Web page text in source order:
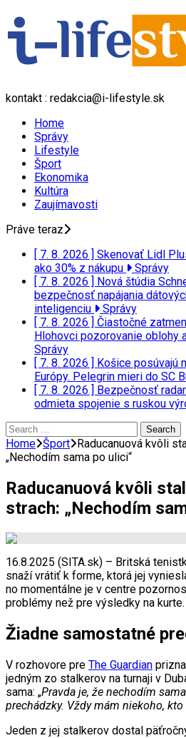
kontakt : redakcia@i-lifestyle.sk
Home
Správy
Lifestyle
Šport
Ekonomika
Kultúra
Zaujímavosti
Práve teraz
[ 7. 8. 2026 ] Skenovať Lidl
ako 30% z nákupu
Správy
[ 7. 8. 2026 ] Nová štúdia
bezpečnosť napájania
inteligenciu
Správy
[ 7. 8. 2026 ] Čiastočné
Hlohovci pozorovanie oblohy
Správy
[ 7. 8. 2026 ] Košice posúvajú
Európy. Pelegrin mieri do SC
[ 7. 8. 2026 ] Bezpečnosť
odmieta spojenie s ruskou
Search
for:
Home Šport Raducanuová kvôli
„Nechodím sama po ulici“
Raducanuová kvôli
strach: „Nechodím
16.8.2025 (SITA.sk) – Britská
snaží vrátiť k forme, ktorá jej
no momentálne je v centre
problémy než pre výsledky na kurte.
Žiadne samostatné
V rozhovore pre The Guardian
jedným zo stalkerov na turnaji v
sama: „Pravda je, že nechodím
prechádzky. Vždy mám niekoho,
Jeden z jej stalkerov dostal